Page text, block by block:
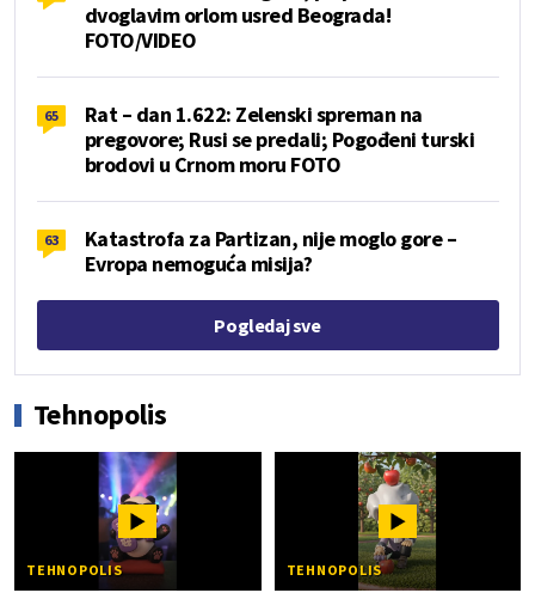
dvoglavim orlom usred Beograda!
FOTO/VIDEO
65
Rat – dan 1.622: Zelenski spreman na
pregovore; Rusi se predali; Pogođeni turski
brodovi u Crnom moru FOTO
63
Katastrofa za Partizan, nije moglo gore –
Evropa nemoguća misija?
Pogledaj sve
Tehnopolis
TEHNOPOLIS TEHNOPOLIS